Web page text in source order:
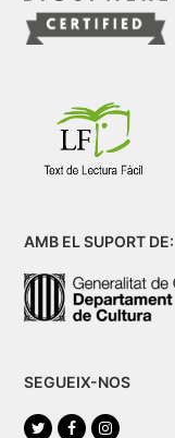
AMB EL SUPORT DE:
SEGUEIX-NOS
TwitterFacebookInstagram